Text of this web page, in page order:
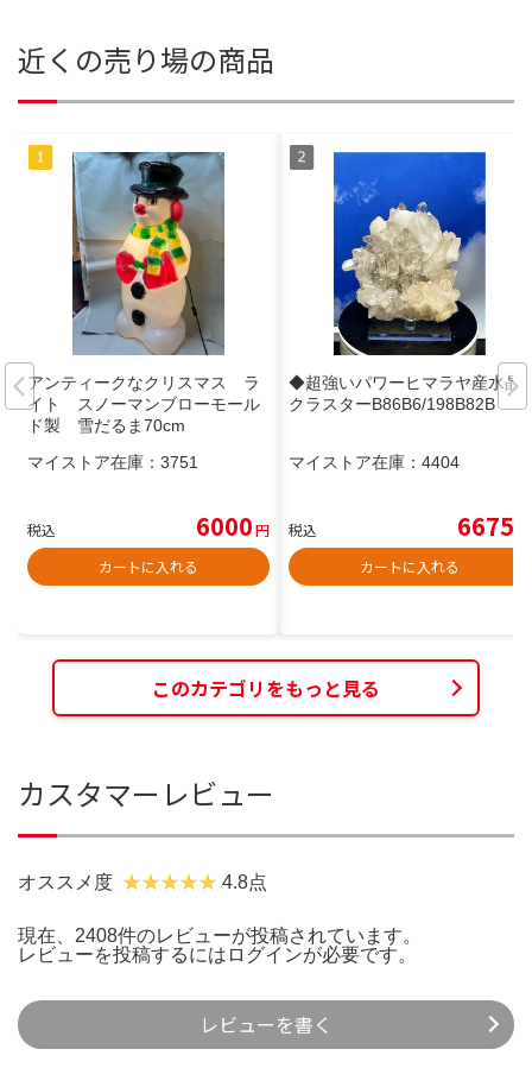
近くの売り場の商品
アンティークなクリスマス ラ
イト スノーマンブローモール
ド製 雪だるま70cm
マイストア在庫： 3751
税込 6000円
カートに入れる
◆超強いパワーヒマラヤ産水晶
クラスターB86B6/198B82B
マイストア在庫： 4404
税込 6675
カートに入れる
このカテゴリをもっと見る
カスタマーレビュー
オススメ度 4.8点
現在、2408件のレビューが投稿されています。
レビューを投稿するには ログインが必要です。
レビューを書く